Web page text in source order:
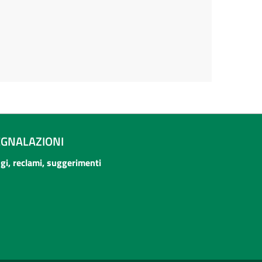
reclami, suggerimenti